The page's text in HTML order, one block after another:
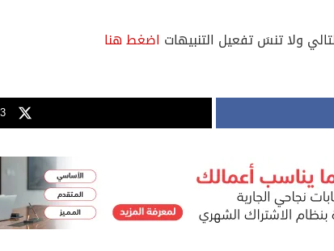
ولا تنسَ تفعيل التنبيهات اضغط هنا